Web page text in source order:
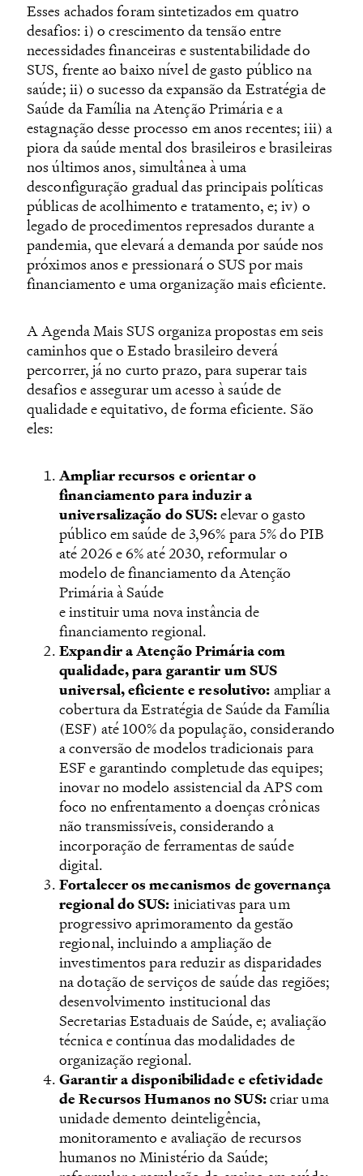
Esses achados foram sintetizados em quatro
desafios: i) o crescimento da tensão entre
necessidades financeiras e sustentabilidade do
SUS, frente ao baixo nível de gasto público na
saúde; ii) o sucesso da expansão da Estratégia de
Saúde da Família na Atenção Primária e a
estagnação desse processo em anos recentes; iii) a
piora da saúde mental dos brasileiros e brasileiras
nos últimos anos, simultânea à uma
desconfiguração gradual das principais políticas
públicas de acolhimento e tratamento, e; iv) o
legado de procedimentos represados durante a
pandemia, que elevará a demanda por saúde nos
próximos anos e pressionará o SUS por mais
financiamento e uma organização mais eficiente.
A Agenda Mais SUS organiza propostas em seis
caminhos que o Estado brasileiro deverá
percorrer, já no curto prazo, para superar tais
desafios e assegurar um acesso à saúde de
qualidade e equitativo, de forma eficiente. São
eles:
Ampliar recursos e orientar o
financiamento para induzir a
universalização do SUS:elevar o gasto
público em saúde de 3,96% para 5% do PIB
até 2026 e 6% até 2030, reformular o
modelo de financiamento da Atenção
Primária à Saúde
e instituir uma nova instância de
financiamento regional.
Expandir a Atenção Primária com
qualidade, para garantir um SUS
universal, eficiente e resolutivo: ampliar a
cobertura da Estratégia de Saúde da Família
(ESF) até 100% da população, considerando
a conversão de modelos tradicionais para
ESF e garantindo completude das equipes;
inovar no modelo assistencial da APS com
foco no enfrentamento a doenças crônicas
não transmissíveis, considerando a
incorporação de ferramentas de saúde
digital.
Fortalecer os mecanismos de governança
regional do SUS: iniciativas para um
progressivo aprimoramento da gestão
regional, incluindo a ampliação de
investimentos para reduzir as disparidades
na dotação de serviços de saúde das regiões;
desenvolvimento institucional das
Secretarias Estaduais de Saúde, e; avaliação
técnica e contínua das modalidades de
organização regional.
Garantir a disponibilidade e efetividade
de Recursos Humanos no SUS:criar uma
unidade demento deinteligência,
monitoramento e avaliação de recursos
humanos no Ministério da Saúde;